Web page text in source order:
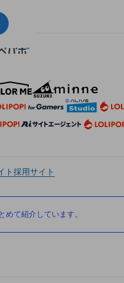
ト採用サイト
て紹介しています。